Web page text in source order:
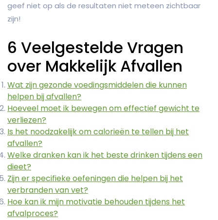
geef niet op als de resultaten niet meteen zichtbaar
zijn!
6 Veelgestelde Vragen
over Makkelijk Afvallen
Wat zijn gezonde voedingsmiddelen die kunnen
helpen bij afvallen?
Hoeveel moet ik bewegen om effectief gewicht te
verliezen?
Is het noodzakelijk om calorieën te tellen bij het
afvallen?
Welke dranken kan ik het beste drinken tijdens een
dieet?
Zijn er specifieke oefeningen die helpen bij het
verbranden van vet?
Hoe kan ik mijn motivatie behouden tijdens het
afvalproces?